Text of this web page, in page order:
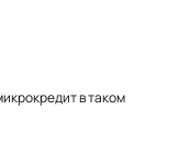
в таком